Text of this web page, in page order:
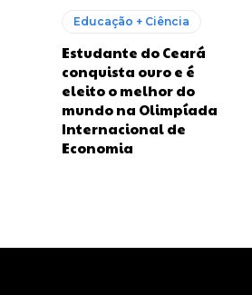
Educação + Ciência
Estudante do Ceará
conquista ouro e é
eleito o melhor do
mundo na Olimpíada
Internacional de
Economia